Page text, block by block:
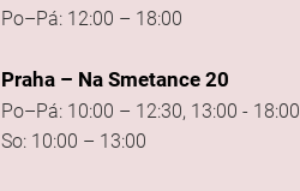
Po–Pá: 12:00 – 18:00
Praha – Na Smetance 20
Po–Pá: 10:00 – 12:30, 13:00 - 18:00
So: 10:00 – 13:00